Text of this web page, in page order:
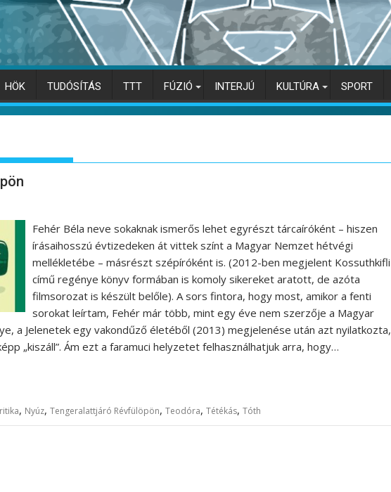
HÖK TUDÓSÍTÁS TTT FÚZIÓ INTERJÚ KULTÚRA SPORT
Fehér Béla neve sokaknak ismerős lehet egyrészt tárcaíróként – hiszen
írásaihosszú évtizedeken át vittek színt a Magyar Nemzet hétvégi
mellékletébe – másrészt szépíróként is. (2012-ben megjelent Kossuthkifli
című regénye könyv formában is komoly sikereket aratott, de azóta
filmsorozat is készült belőle). A sors fintora, hogy most, amikor a fenti
sorokat leírtam, Fehér már több, mint egy éve nem szerzője a Magyar
a Jelenetek egy vakondűző életéből (2013) megjelenése után azt nyilatkozta,
„kiszáll”. Ám ezt a faramuci helyzetet felhasználhatjuk arra, hogy…
, Nyúz, Tengeralattjáró Révfülöpön, Teodóra, Tétékás, Tóth